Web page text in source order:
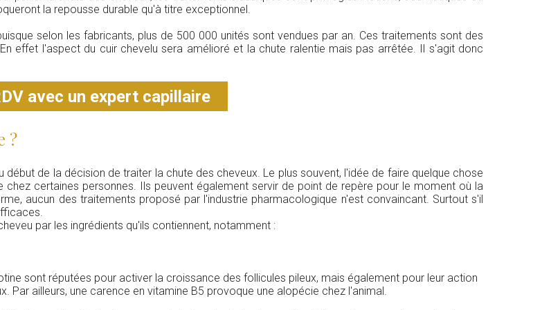
la repousse durable qu'à titre exceptionnel.
selon les fabricants, plus de 500 000 unités sont vendues par an. Ces traitements sont des
effet l'aspect du cuir chevelu sera amélioré et la chute ralentie mais pas arrêtée. Il s'agit donc
avec un expert capillaire
?
de la décision de traiter la chute des cheveux. Le plus souvent, l'idée de faire quelque chose
certaines personnes. Ils peuvent également servir de point de repère pour le moment où la
aucun des traitements proposé par l'industrie pharmacologique n'est convaincant. Surtout s'il
par les ingrédients qu'ils contiennent, notamment :
sont réputées pour activer la croissance des follicules pileux, mais également pour leur action
Par ailleurs, une carence en vitamine B5 provoque une alopécie chez l'animal.